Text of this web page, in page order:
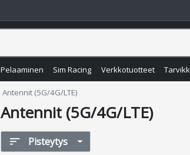
Pelaaminen Sim Racing Verkkotuotteet
Antennit (5G/4G/LTE)
Antennit (5G/4G/LTE)
sort Pisteytys